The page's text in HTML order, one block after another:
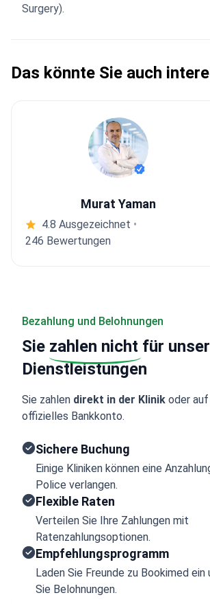
Surgery).
Das könnte Sie auch
Murat Yaman
4.8 Ausgezeichnet •
246 Bewertungen
Bezahlung und Belohnungen
Sie zahlen nicht für
Dienstleistungen
Sie zahlen direkt in der Klinik oder
offizielles Bankkonto.
Sichere Buchung
Einige Kliniken können eine
Police verlangen.
Flexible Raten
Verteilen Sie Ihre Zahlungen mit
Ratenzahlungsoptionen.
Empfehlungsprogramm
Laden Sie Freunde zu Bookimed ein
Sie Belohnungen.